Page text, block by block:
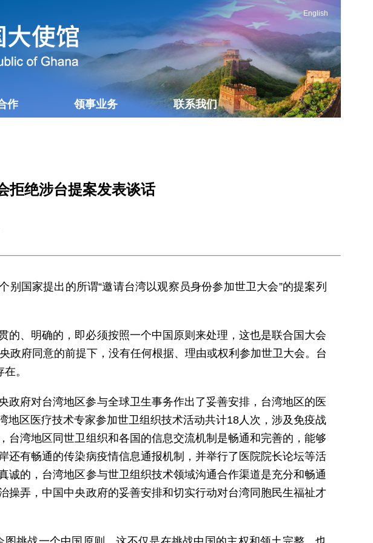
English
作 领事业务 联系我们
拒绝涉台提案发表谈话
国家提出的所谓“邀请台湾以观察员身份参加世卫大会”的提案列
、明确的，即必须按照一个中国原则来处理，这也是联合国大会
府同意的前提下，没有任何根据、理由或权利参加世卫大会。台
。
府对台湾地区参与全球卫生事务作出了妥善安排，台湾地区的医
区医疗技术专家参加世卫组织技术活动共计18人次，涉及免疫战
湾地区同世卫组织和各国的信息交流机制是畅通和完善的，能够
有畅通的传染病疫情信息通报机制，并举行了医院院长论坛等活
的，台湾地区参与世卫组织技术领域沟通合作渠道是充分和畅通
弄，中国中央政府的妥善安排和切实行动对台湾同胞民生福祉才